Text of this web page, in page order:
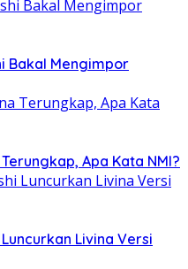
Bakal Mengimpor
Apa Kata NMI?
Livina Versi